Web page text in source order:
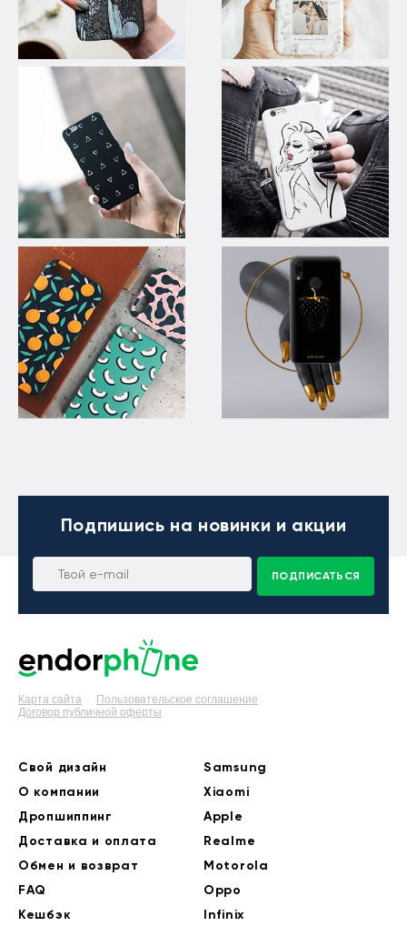
Подпишись на новинки и акции
ПОДПИСАТЬСЯ
Карта сайта
Пользовательское соглашение
Договор публичной оферты
Свой дизайн
О компании
Дропшиппинг
Доставка и оплата
Обмен и возврат
FAQ
Кешбэк
Samsung
Xiaomi
Apple
Realme
Motorola
Oppo
Infinix